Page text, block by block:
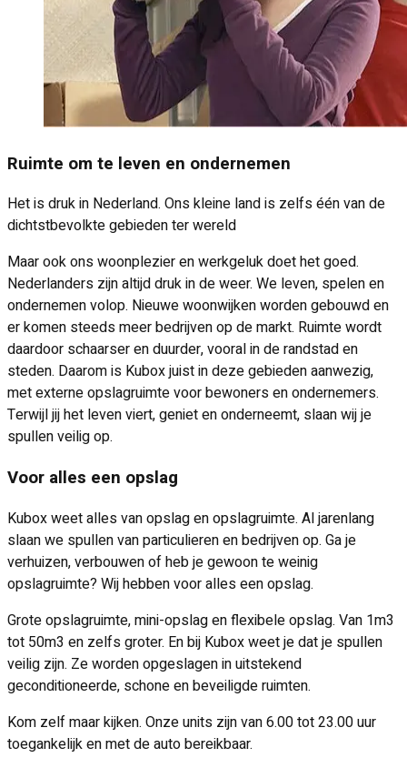
Ruimte om te leven en ondernemen
Het is druk in Nederland. Ons kleine land is zelfs één van de
dichtstbevolkte gebieden ter wereld
Maar ook ons woonplezier en werkgeluk doet het goed.
Nederlanders zijn altijd druk in de weer. We leven, spelen en
ondernemen volop. Nieuwe woonwijken worden gebouwd en
er komen steeds meer bedrijven op de markt. Ruimte wordt
daardoor schaarser en duurder, vooral in de randstad en
steden. Daarom is Kubox juist in deze gebieden aanwezig,
met externe opslagruimte voor bewoners en ondernemers.
Terwijl jij het leven viert, geniet en onderneemt, slaan wij je
spullen veilig op.
Voor alles een opslag
Kubox weet alles van opslag en opslagruimte. Al jarenlang
slaan we spullen van particulieren en bedrijven op. Ga je
verhuizen, verbouwen of heb je gewoon te weinig
opslagruimte? Wij hebben voor alles een opslag.
Grote opslagruimte, mini-opslag en flexibele opslag. Van 1m3
tot 50m3 en zelfs groter. En bij Kubox weet je dat je spullen
veilig zijn. Ze worden opgeslagen in uitstekend
geconditioneerde, schone en beveiligde ruimten.
Kom zelf maar kijken. Onze units zijn van 6.00 tot 23.00 uur
toegankelijk en met de auto bereikbaar.